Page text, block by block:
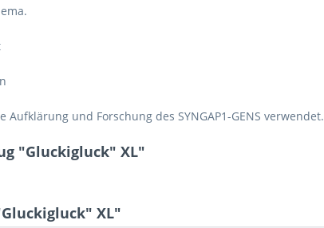
und Forschung des SYNGAP1-GENS verwendet.
"Gluckigluck" XL"
XL"